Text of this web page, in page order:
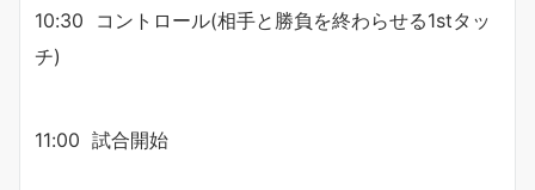
10:30 コントロール(相手と勝負を終わらせる1stタッ
チ)
11:00 試合開始